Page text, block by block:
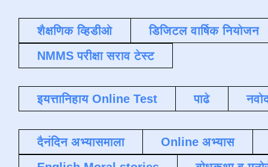
शैक्षणिक व्हिडीओ
डिजिटल वार्षिक नियोजन
NMMS परीक्षा सराव टेस्ट
इयत्तानिहाय Online Test पाढे
दैनंदिन अभ्यासमाला
Online अभ्यास